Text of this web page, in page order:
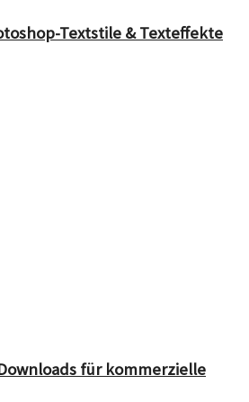
Textstile & Texteffekte
für kommerzielle